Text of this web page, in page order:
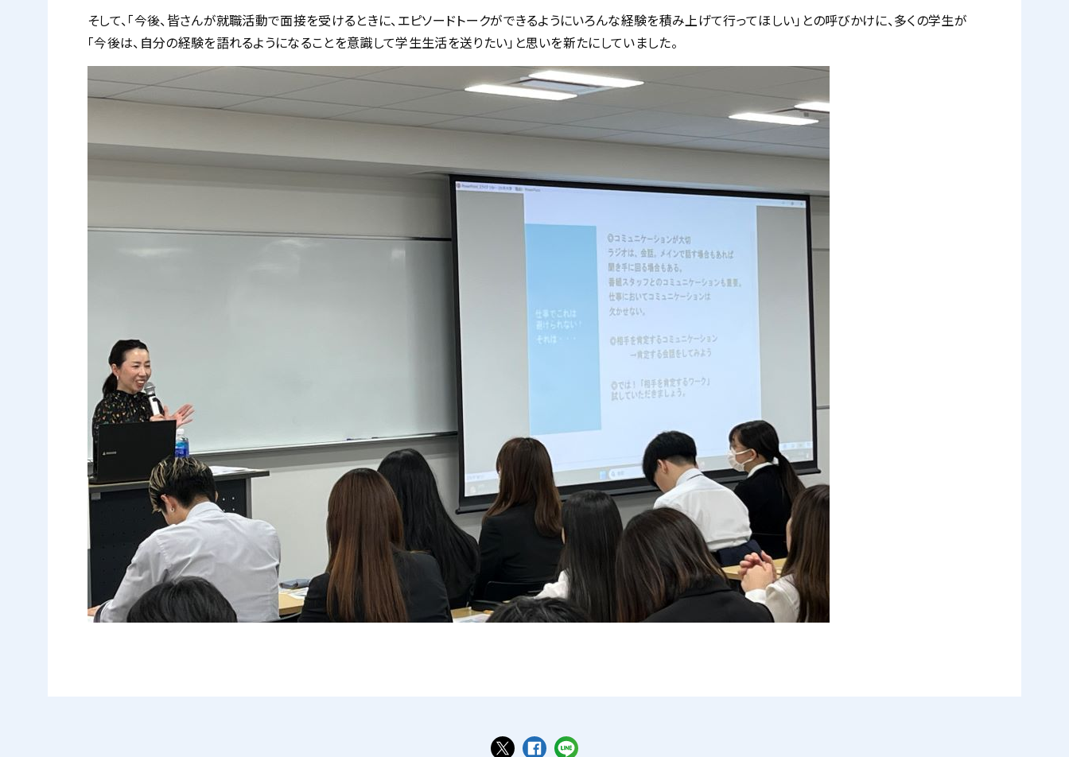
そして、「今後、皆さんが就職活動で面接を受けるときに、エピソードトークができるようにいろんな経験を積み上げて行ってほしい」との呼びかけに、多くの学生が
「今後は、自分の経験を語れるようになることを意識して学生生活を送りたい」と思いを新たにしていました。